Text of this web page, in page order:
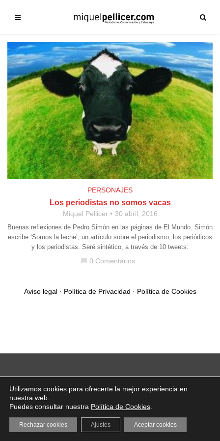
PERSONAJES
Los periodistas no somos vacas
Miquel Pellicer 30 abril, 2016
Buenas reflexiones de Pedro Simón en las páginas de El Mundo. Simón
escribe ‘Somos la leche’, un artículo sobre el periodismo, los periódicos
y los periodistas. Seré sintético, a través de 10 tweets:
0 Comentarios
Aviso legal· Política de Privacidad · Política de Cookies
Utilizamos cookies para ofrecerte la mejor experiencia en
nuestra web.
Puedes consultar nuestra Política de Cookies
Aceptar cookies
Rechazar cookies Ajustes